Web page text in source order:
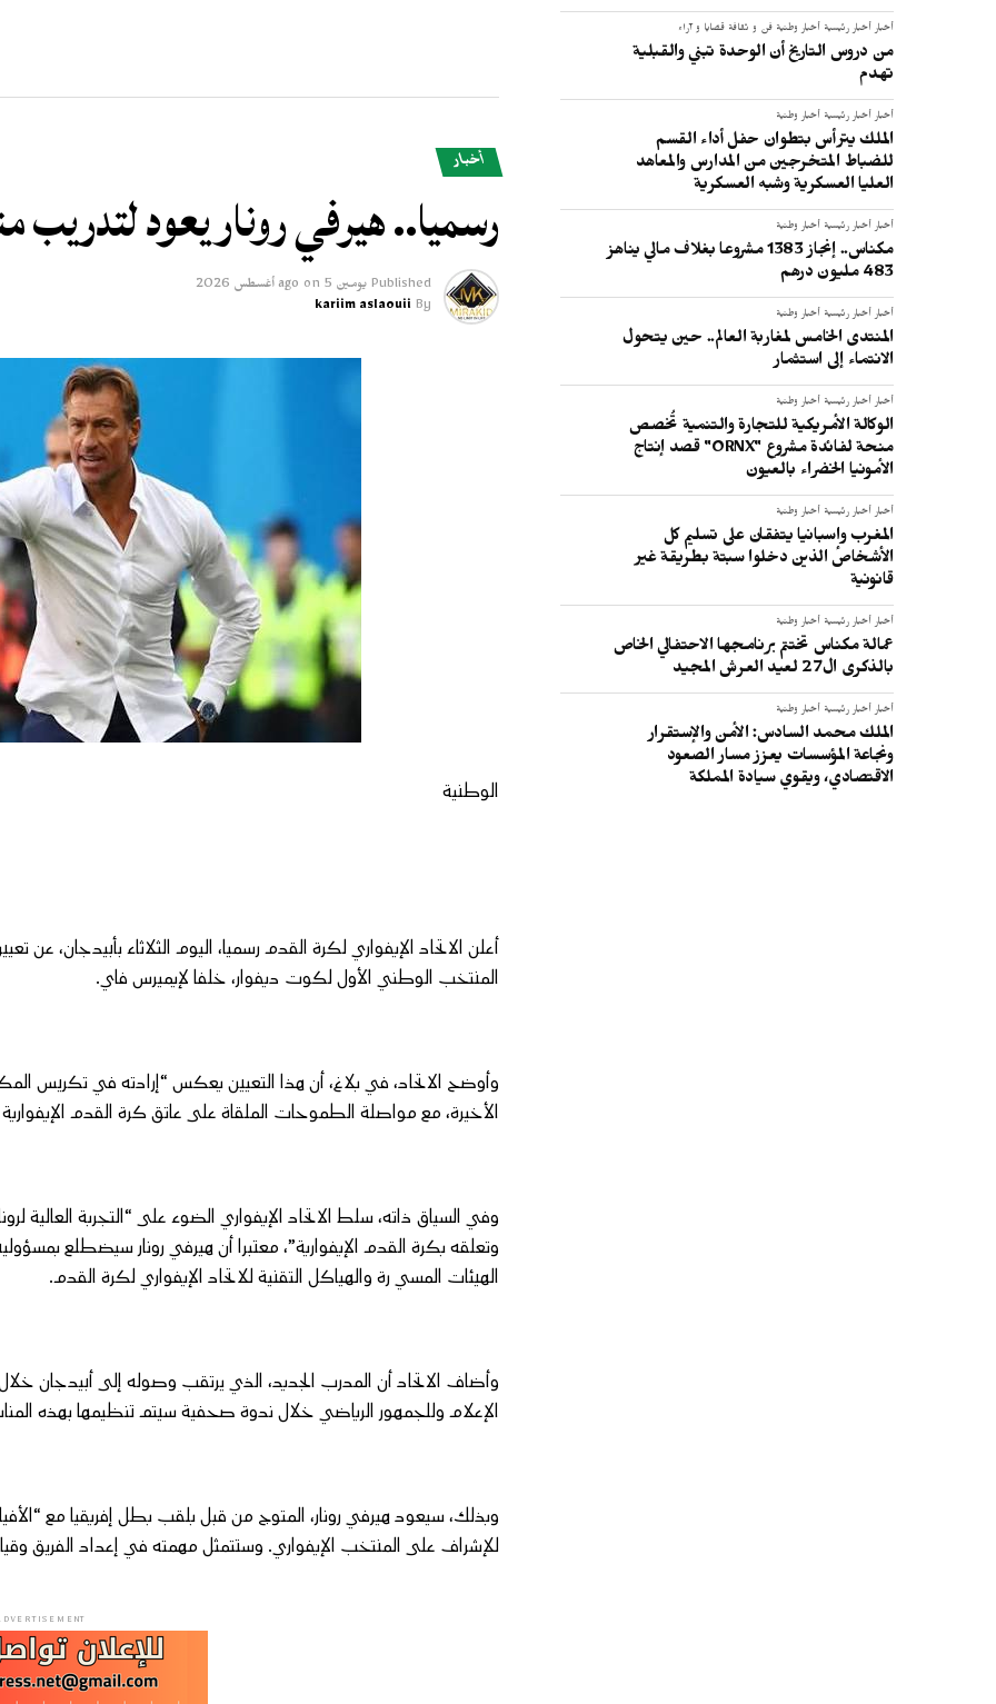
أخبار أخبار رئيسية أخبار وطنية فن و ثقافة قضايا و آراء
من دروس التاريخ أن الوحدة تبني والقبلية
تهدم
أخبار أخبار رئيسية أخبار وطنية
الملك يترأس بتطوان حفل أداء القسم
للضباط المتخرجين من المدارس والمعاهد
العليا العسكرية وشبه العسكرية
أخبار أخبار رئيسية أخبار وطنية
مكناس.. إنجاز 1383 مشروعا بغلاف مالي يناهز
483 مليون درهم
أخبار أخبار رئيسية أخبار وطنية
المنتدى الخامس لمغاربة العالم.. حين يتحول
الانتماء إلى استثمار
أخبار أخبار رئيسية أخبار وطنية
الوكالة الأمريكية للتجارة والتنمية تُخصص
منحة لفائدة مشروع "ORNX" قصد إنتاج
الأمونيا الخضراء بالعيون
أخبار أخبار رئيسية أخبار وطنية
المغرب وإسبانيا يتفقان على تسليم كل
الأشخاص الذين دخلوا سبتة بطريقة غير
قانونية
أخبار أخبار رئيسية أخبار وطنية
عمالة مكناس تختتم برنامجها الاحتفالي الخاص
بالذكرى ال27 لعيد العرش المجيد
أخبار أخبار رئيسية أخبار وطنية
الملك محمد السادس: الأمن والإستقرار
ونجاعة المؤسسات يعزز مسار الصعود
الاقتصادي، ويقوي سيادة المملكة
أخبار
رسميا.. هيرفي رونار يعود
Published يومين ago on 5 أغسطس 2026
By
kariim aslaouii
الوطنية
أعلن الاتحاد الإيفواري لكرة القدم رسميا، اليوم الثلاثاء بأبيدجان، عن
المنتخب الوطني الأول لكوت ديفوار، خلفا لإيميرس فاي.
وأوضح الاتحاد، في بلاغ، أن هذا التعيين يعكس “إرادته في تكريس
الأخيرة، مع مواصلة الطموحات الملقاة على عاتق كرة القدم الإيفوارية
وفي السياق ذاته، سلط الاتحاد الإيفواري الضوء على “التجربة العالية
وتعلقه بكرة القدم الإيفوارية”، معتبرا أن هيرفي رونار سيضطلع
الهيئات المسي رة والهياكل التقنية للاتحاد الإيفواري لكرة القدم.
وأضاف الاتحاد أن المدرب الجديد، الذي يرتقب وصوله إلى أبيدجان
الإعلام وللجمهور الرياضي خلال ندوة صحفية سيتم تنظيمها بهذه
للإشراف على المنتخب الإيفواري. وستتمثل مهمته في إعداد الفريق